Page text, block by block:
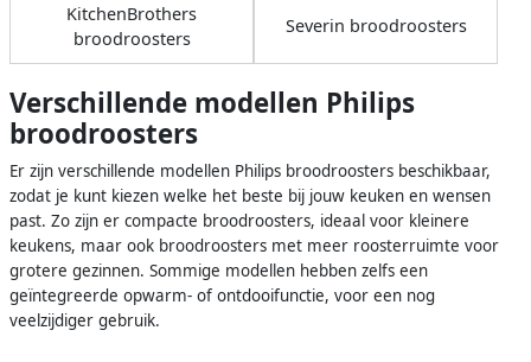
KitchenBrothers
broodroosters
Severin broodroosters
Verschillende modellen Philips
broodroosters
Er zijn verschillende modellen Philips broodroosters beschikbaar,
zodat je kunt kiezen welke het beste bij jouw keuken en wensen
past. Zo zijn er compacte broodroosters, ideaal voor kleinere
keukens, maar ook broodroosters met meer roosterruimte voor
grotere gezinnen. Sommige modellen hebben zelfs een
geïntegreerde opwarm- of ontdooifunctie, voor een nog
veelzijdiger gebruik.